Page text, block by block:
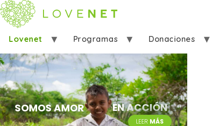
Lovenet Programas Donaciones
Ayudar Eventos Contáctanos
SOMOS AMOR
LEER MÁS
EN ACCIÓN